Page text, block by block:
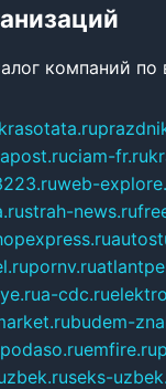
компаний по
krasotata.ru
ciam-fr.ru
web-
strah-news.ru
pornv.ru
a-cdc.ru
budem-
emfire.ru
seks-